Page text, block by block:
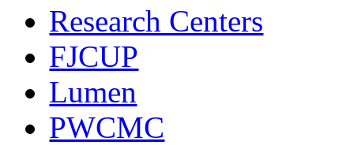
Research Centers
FJCUP
Lumen
PWCMC